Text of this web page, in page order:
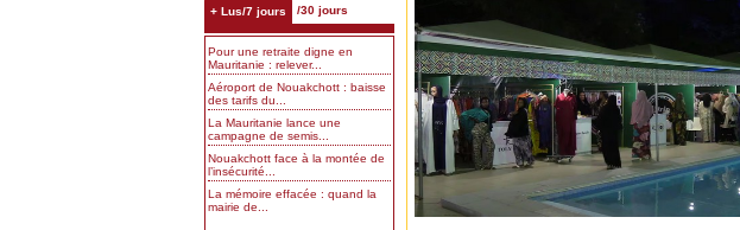
+ Lus/7 jours /30 jours
Pour une retraite digne en
Mauritanie : relever...
Aéroport de Nouakchott : baisse
des tarifs du...
La Mauritanie lance une
campagne de semis...
Nouakchott face à la montée de
l’insécurité...
La mémoire effacée : quand la
mairie de...